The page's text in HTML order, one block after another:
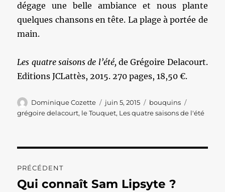
dégage une belle ambiance et nous plante
quelques chansons en tête. La plage à portée de
main.
Les quatre saisons de l’été,de Grégoire Delacourt.
Editions JCLattès, 2015. 270 pages, 18,50 €.
Auteur
Dominique Cozette
Publié
le
juin 5, 2015 Catégories
bouquins
grégoire delacourt, le Touquet, Les quatre saisons de l'été
de
PRÉCÉDENT
Publication
Qui connaît Sam Lipsyte ?